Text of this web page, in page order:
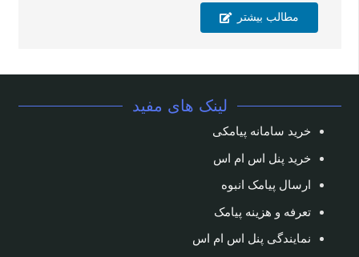
مطالب بیشتر
لینک های مفید
خرید سامانه پیامکی
خرید پنل اس ام اس
ارسال پیامک انبوه
تعرفه و هزینه پیامک
نمایندگی پنل اس ام اس